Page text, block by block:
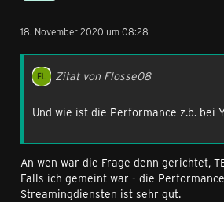
18. November 2020 um 08:28
Zitat von Flosse08
Und wie ist die Performance z.b. bei
An wen war die Frage denn gerichtet,
Falls ich gemeint war - die
Streamingdiensten ist sehr gut.